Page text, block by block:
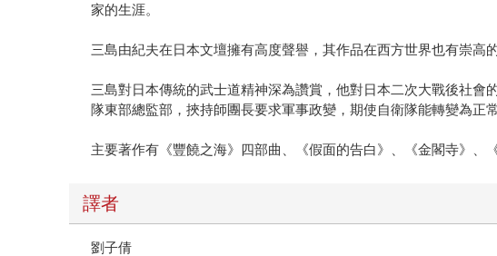
家的生涯。
三島由紀夫在日本文壇擁有高度聲譽，其作品在西方世界也有崇高
三島對日本傳統的武士道精神深為讚賞，他對日本二次大戰後社
隊東部總監部，挾持師團長要求軍事政變，期使自衛隊能轉變為正
主要著作有《豐饒之海》四部曲、《假面的告白》、《金閣寺》、
譯者
劉子倩